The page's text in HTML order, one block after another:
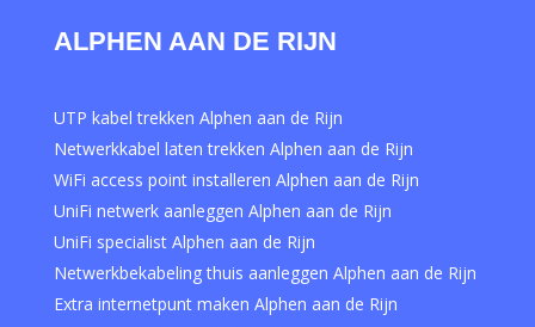
ALPHEN AAN DE RIJN
UTP kabel trekken Alphen aan de Rijn
Netwerkkabel laten trekken Alphen aan de Rijn
WiFi access point installeren Alphen aan de Rijn
UniFi netwerk aanleggen Alphen aan de Rijn
UniFi specialist Alphen aan de Rijn
Netwerkbekabeling thuis aanleggen Alphen aan de Rijn
Extra internetpunt maken Alphen aan de Rijn